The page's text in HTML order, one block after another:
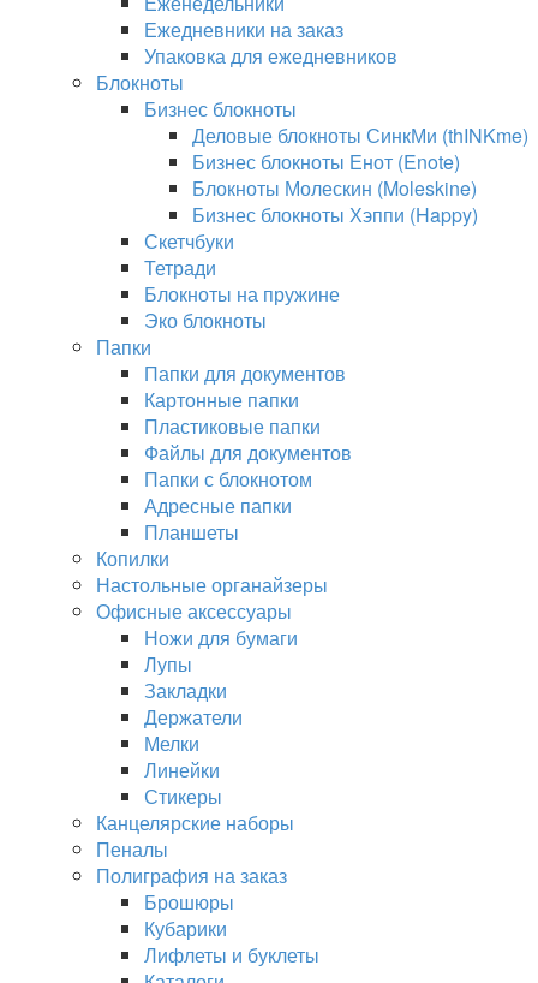
Ежедневники на заказ
Упаковка для ежедневников
Блокноты
Бизнес блокноты
Деловые блокноты СинкМи (thINKme)
Бизнес блокноты Енот (Enote)
Блокноты Молескин (Moleskine)
Бизнес блокноты Хэппи (Happy)
Скетчбуки
Тетради
Блокноты на пружине
Эко блокноты
Папки
Папки для документов
Картонные папки
Пластиковые папки
Файлы для документов
Папки с блокнотом
Адресные папки
Планшеты
Копилки
Настольные органайзеры
Офисные аксессуары
Ножи для бумаги
Лупы
Закладки
Держатели
Мелки
Линейки
Стикеры
Канцелярские наборы
Пеналы
Полиграфия на заказ
Брошюры
Кубарики
Лифлеты и буклеты